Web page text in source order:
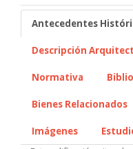
Antecedentes
Descripción
Normativa
Bienes Relacionados
Imágenes